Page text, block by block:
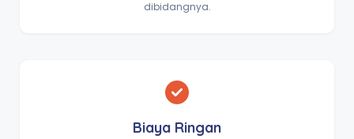
dibidangnya.
Biaya Ringan